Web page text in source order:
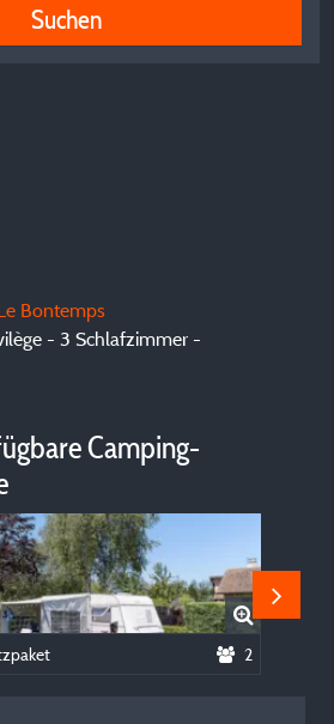
Suchen
Bontemps
- 3 Schlafzimmer -
Camping-
2